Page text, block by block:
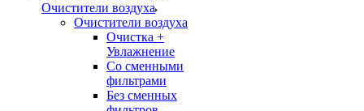
Очистители воздуха
Очистители воздуха
Очистка +
Увлажнение
Cо сменными
фильтрами
Без сменных